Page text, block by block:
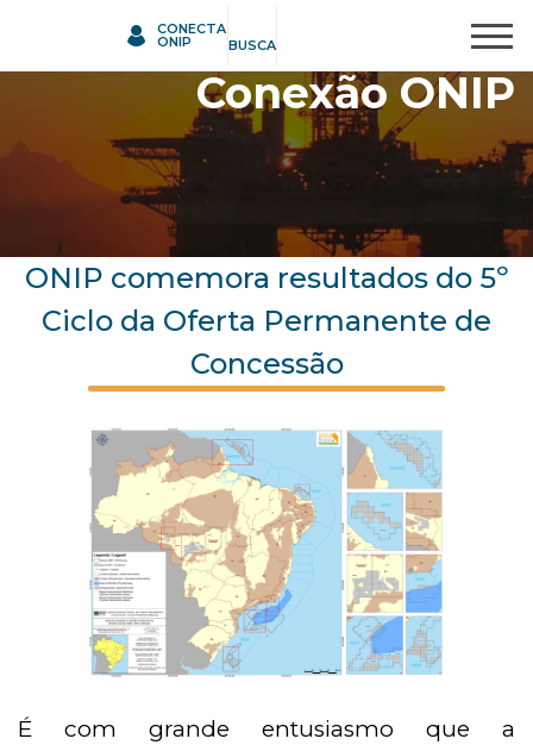
CONECTA
ONIP BUSCA
Conexão ONIP
ONIP comemora resultados do 5º
Ciclo da Oferta Permanente de
Concessão
É com grande entusiasmo que a